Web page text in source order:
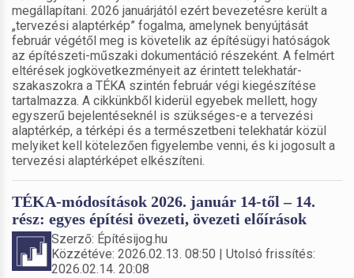
megállapítani. 2026 januárjától ezért bevezetésre került a
„tervezési alaptérkép” fogalma, amelynek benyújtását
február végétől meg is követelik az építésügyi hatóságok
az építészeti-műszaki dokumentáció részeként. A felmért
eltérések jogkövetkezményeit az érintett telekhatár-
szakaszokra a TÉKA szintén február végi kiegészítése
tartalmazza. A cikkünkből kiderül egyebek mellett, hogy
egyszerű bejelentéseknél is szükséges-e a tervezési
alaptérkép, a térképi és a természetbeni telekhatár közül
melyiket kell kötelezően figyelembe venni, és ki jogosult a
tervezési alaptérképet elkészíteni.
TÉKA-módosítások 2026. január 14-től – 14.
rész: egyes építési övezeti, övezeti előírások
Szerző: Építésijog.hu
Közzétéve: 2026.02.13. 08:50 | Utolsó frissítés:
2026.02.14. 20:08